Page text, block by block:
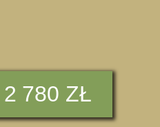
2 780 ZŁ